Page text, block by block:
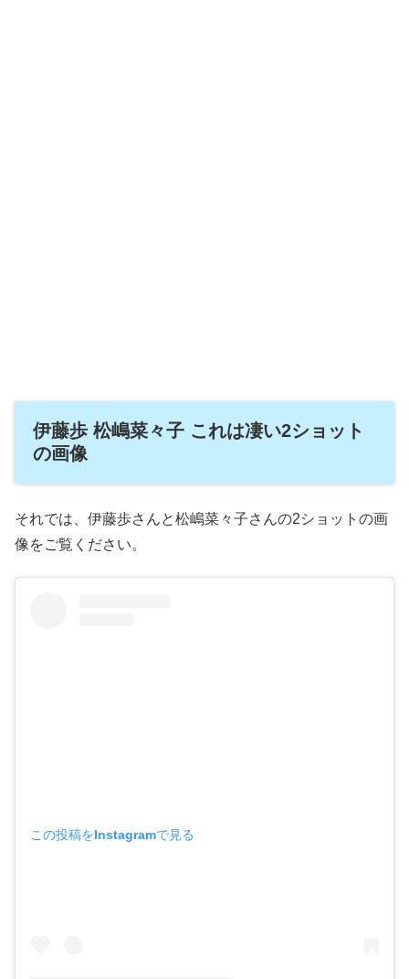
伊藤歩 松嶋菜々子 これは凄い2ショット
の画像
それでは、伊藤歩さんと松嶋菜々子さんの2ショットの画
像をご覧ください。
この投稿をInstagramで見る